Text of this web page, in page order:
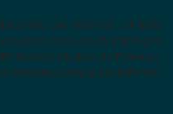
freundlich und hilfsbereit – wir hatten
dass es auch anders geht.
Nummer mit, dass alle Formulare
Steuerrückzahlung also hoffentlich